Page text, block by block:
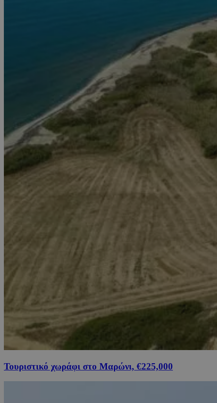
Τουριστικό χωράφι στο Μαρώνι, €225,000